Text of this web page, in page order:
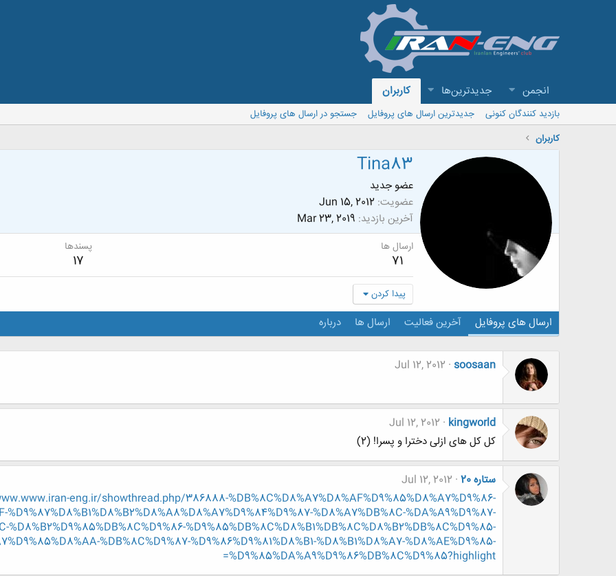
انجمن جدیدترین‌ها کاربران
بازدید کنندگان کنونی جدیدترین ارسال های پروفایل
جستجو در ارسال های پروفایل
کاربران
Tina83
عضو جدید
عضویت Jun 15, 2012
آخرین بازدید Mar 23, 2019
ارسال ها
71
پسندها
17
پیدا کردن
ارسال های پروفایل آخرین فعالیت ارسال ها درباره
soosaan
Jul 12, 2012
kingworld
Jul 12, 2012
کل کل های ازلی دخترا و پسرا! (2)
ستاره 20
Jul 12, 2012
eng.ir/showthread.php/386888-%DB%8C%D8%A7%D8%AF%D9%85%D8%A7%D9%86-
%D8%A7%DB%8C-%DA%A9%D9%87-
%D8%B2%D9%85%DB%8C%D9%86-%D9%85%DB%8C%D8%B1%DB%8C%D8%B2%DB%8C%D9%85-
%DB%8C%D9%87-%D9%86%D9%81%D8%B1-%D8%B1%D8%A7-%D8%AE%D9%85-
%D9%85%DA%A9%D9%86%DB%8C%D9%85?highlight=